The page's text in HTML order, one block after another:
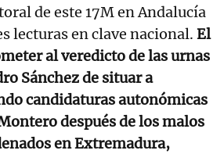
de este 17M en Andalucía
lecturas en clave nacional. El
al veredicto de las urnas
Sánchez de situar a
candidaturas autonómicas
después de los malos
en Extremadura,